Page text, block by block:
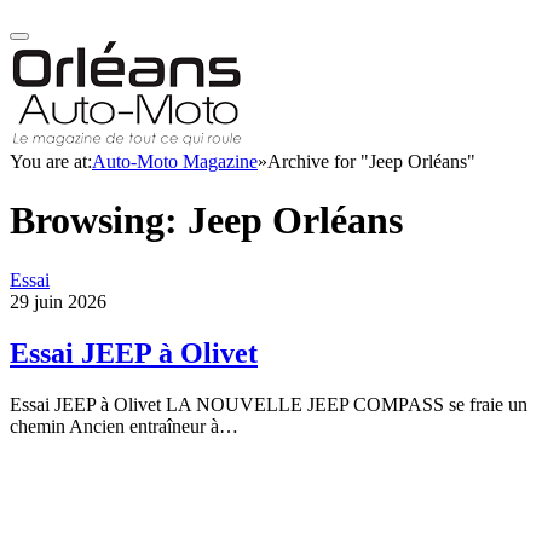
You are at:Auto-Moto Magazine»Archive for "Jeep Orléans"
Browsing: Jeep Orléans
Essai
29 juin 2026
Essai JEEP à Olivet
Essai JEEP à Olivet LA NOUVELLE JEEP COMPASS se fraie un
chemin Ancien entraîneur à…